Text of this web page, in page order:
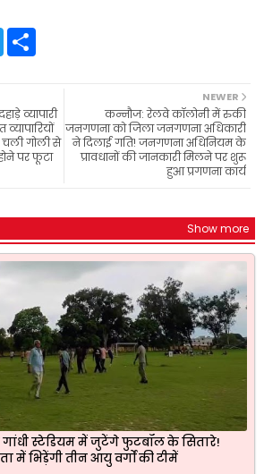
T
w
e
r
NEWER
कन्नौज: रेलवे कॉलोनी में रुकी
जनगणना को जिला जनगणना अधिकारी
ने दिलाई गति! जनगणना अधिनियम के
प्रावधानों की जानकारी मिलने पर शुरू
हुआ प्रगणना कार्य
व्यापारी
चली गोली से
पर फूटा
Show more
गांधी स्टेडियम में जुटेंगे फुटबॉल के सितारे!
में भिड़ेंगी तीन आयु वर्गों की टीमें